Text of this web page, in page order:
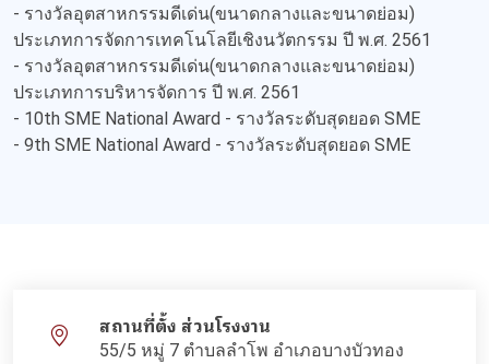
- รางวัลอุตสาหกรรมดีเด่น(ขนาดกลางและขนาดย่อม)
ประเภทการจัดการเทคโนโลยีเชิงนวัตกรรม ปี พ.ศ. 2561
- รางวัลอุตสาหกรรมดีเด่น(ขนาดกลางและขนาดย่อม)
ประเภทการบริหารจัดการ ปี พ.ศ. 2561
- 10th SME National Award - รางวัลระดับสุดยอด SME
- 9th SME National Award - รางวัลระดับสุดยอด SME
สถานที่ตั้ง ส่วนโรงงาน
55/5 หมู่ 7 ตำบลลำโพ อำเภอบางบัวทอง